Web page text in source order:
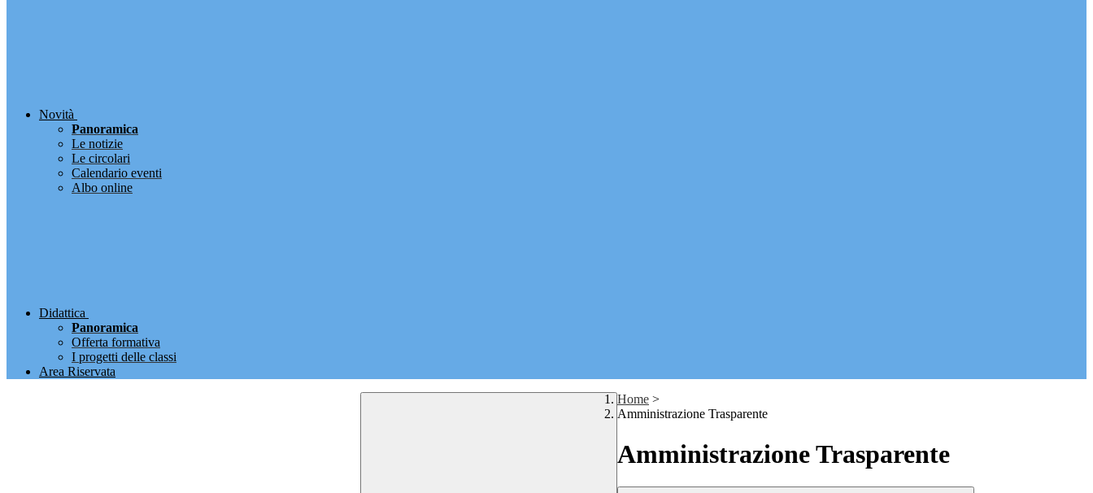
Novità
Panoramica
Le notizie
Le circolari
Calendario eventi
Albo online
Didattica
Panoramica
Offerta formativa
I progetti delle classi
Area Riservata
Home >
Amministrazione Trasparente
Amministrazione Trasparente